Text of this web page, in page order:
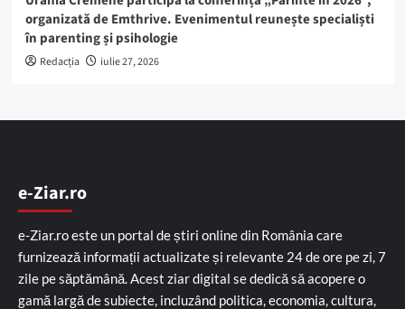
organizată de Emthrive. Evenimentul reunește specialiști
în parenting și psihologie
Redacția iulie 27, 2026
e-Ziar.ro
e-Ziar.ro este un portal de știri online din România care
furnizează informații actualizate și relevante 24 de ore pe zi, 7
zile pe săptămână. Acest ziar digital se dedică să acopere o
gamă largă de subiecte, incluzând politica, economia, cultura,